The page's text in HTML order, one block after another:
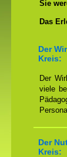
Sie
Das
Der
Kreis:
Der
viele
Der
Kreis: